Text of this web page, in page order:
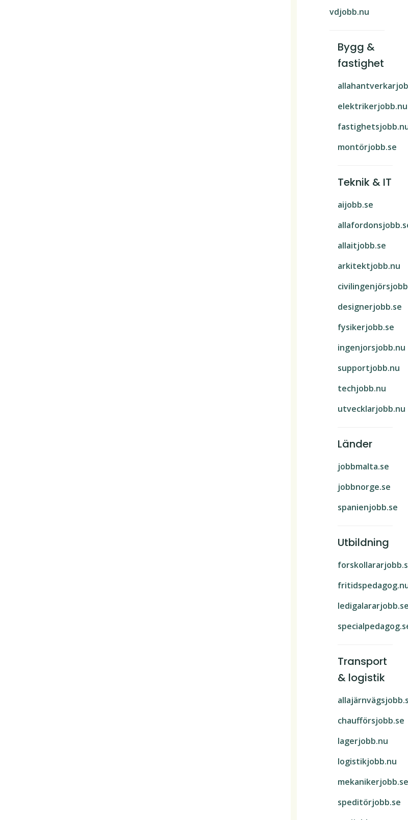
vdjobb.nu
Bygg &
fastighet
elektrikerjobb.nu
montörjobb.se
Teknik & IT
aijobb.se
allaitjobb.se
arkitektjobb.nu
designerjobb.se
fysikerjobb.se
ingenjorsjobb.nu
supportjobb.nu
techjobb.nu
utvecklarjobb.nu
Länder
jobbmalta.se
jobbnorge.se
spanienjobb.se
Utbildning
ledigalararjobb.se
Transport
& logistik
chaufförsjobb.se
lagerjobb.nu
logistikjobb.nu
mekanikerjobb.se
speditörjobb.se